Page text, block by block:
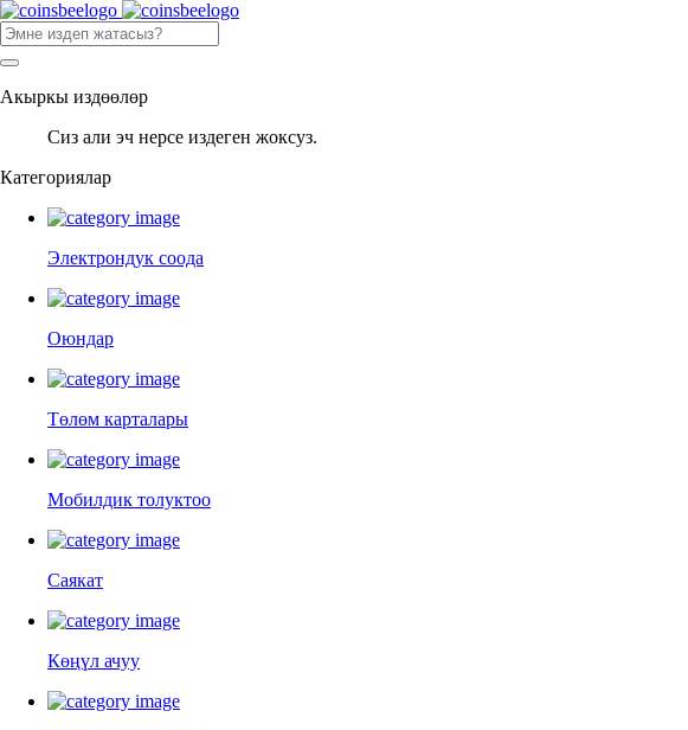
Акыркы издөөлөр
Сиз али эч нерсе издеген жоксуз.
Категориялар
Электрондук соода
Оюндар
Төлөм карталары
Мобилдик толуктоо
Саякат
Көңүл ачуу